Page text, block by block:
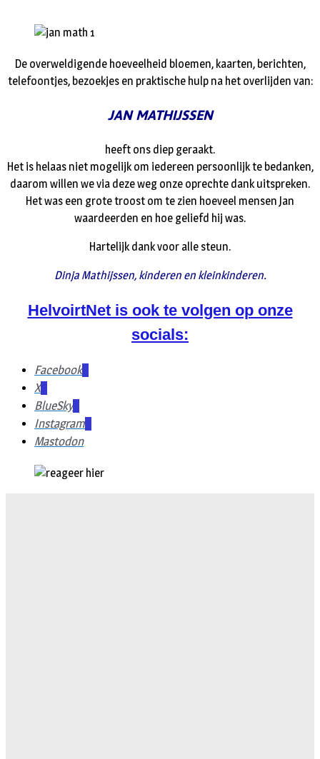
De overweldigende hoeveelheid bloemen, kaarten, berichten,
telefoontjes, bezoekjes en praktische hulp na het overlijden van:
JAN MATHIJSSEN
heeft ons diep geraakt.
Het is helaas niet mogelijk om iedereen persoonlijk te bedanken,
daarom willen we via deze weg onze oprechte dank uitspreken.
Het was een grote troost om te zien hoeveel mensen Jan
waardeerden en hoe geliefd hij was.
Hartelijk dank voor alle steun.
Dinja Mathijssen, kinderen en kleinkinderen.
HelvoirtNet is ook te volgen op onze
socials:
Facebook
X
BlueSky
Instagram
Mastodon